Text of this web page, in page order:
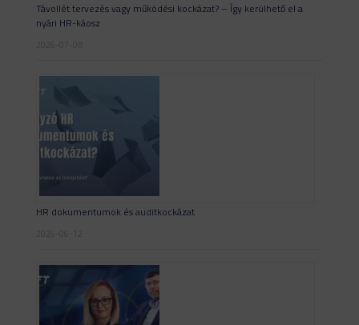
Távollét tervezés vagy működési kockázat? – Így kerülhető el a
nyári HR-káosz
HR dokumentumok és auditkockázat